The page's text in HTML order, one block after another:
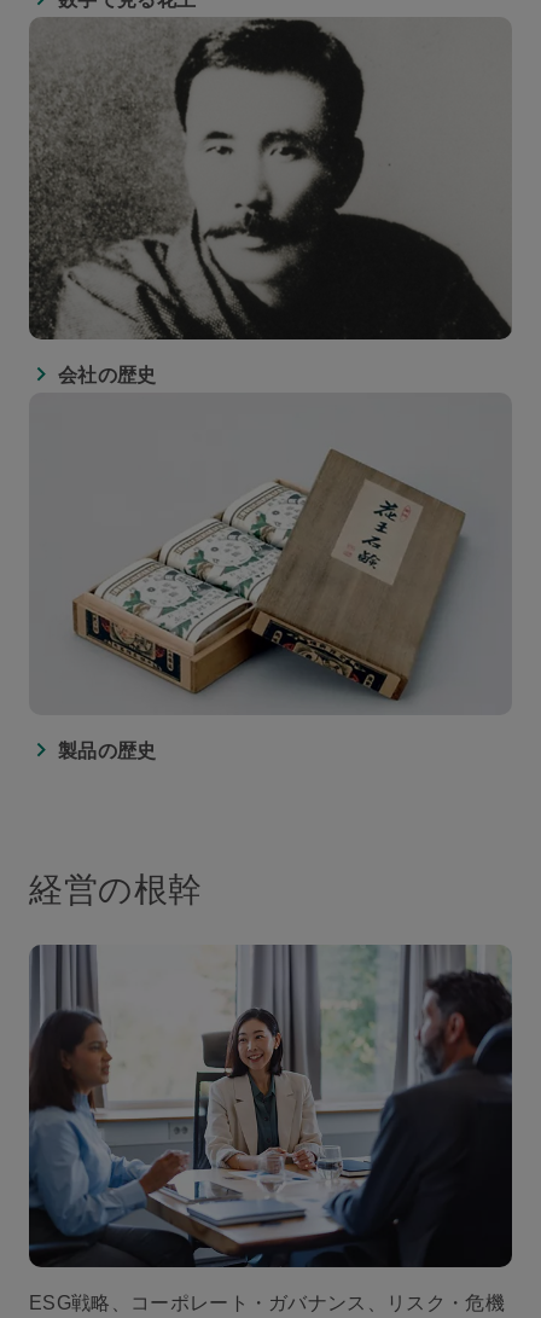
会社の歴史
製品の歴史
経営の根幹
ESG戦略、コーポレート・ガバナンス、リスク・危機